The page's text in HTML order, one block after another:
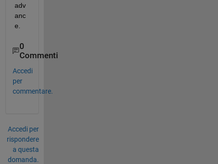
adv
anc
e.
0
Commenti
Accedi
per
commentare.
Accedi per
rispondere
a questa
domanda.